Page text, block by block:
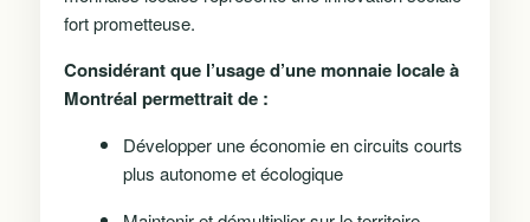
fort prometteuse.
Considérant que l’usage d’une monnaie locale à
Montréal permettrait de :
Développer une économie en circuits courts
plus autonome et écologique